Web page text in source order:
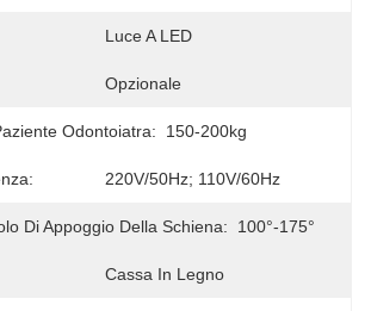
Luce A LED
Opzionale
Odontoiatra: 150-200kg
220V/50Hz; 110V/60Hz
Di Appoggio Della Schiena: 100°-175°
Cassa In Legno